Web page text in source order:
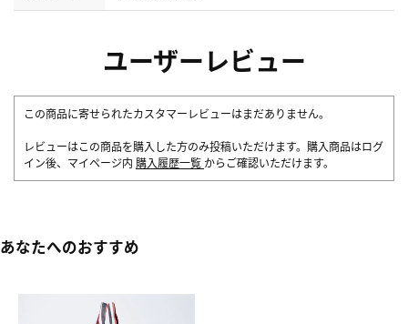
ユーザーレビュー
この商品に寄せられたカスタマーレビューはまだありません。
レビューはこの商品を購入した方のみ投稿いただけます。購入商品はログ
イン後、マイページ内 購入履歴一覧 からご確認いただけます。
あなたへのおすすめ